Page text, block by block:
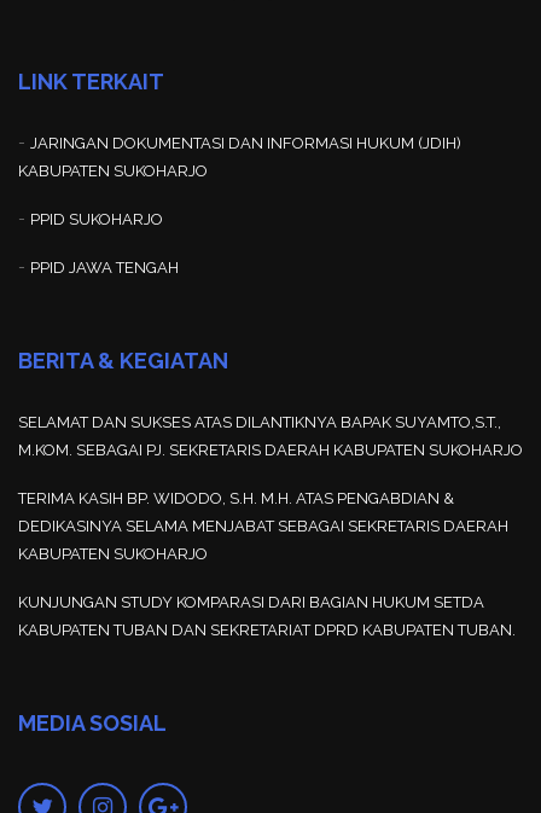
LINK TERKAIT
- JARINGAN DOKUMENTASI DAN INFORMASI HUKUM (JDIH)
KABUPATEN SUKOHARJO
- PPID SUKOHARJO
- PPID JAWA TENGAH
BERITA & KEGIATAN
SELAMAT DAN SUKSES ATAS DILANTIKNYA BAPAK SUYAMTO,S.T.,
M.KOM. SEBAGAI PJ. SEKRETARIS DAERAH KABUPATEN SUKOHARJO
TERIMA KASIH BP. WIDODO, S.H. M.H. ATAS PENGABDIAN &
DEDIKASINYA SELAMA MENJABAT SEBAGAI SEKRETARIS DAERAH
KABUPATEN SUKOHARJO
KUNJUNGAN STUDY KOMPARASI DARI BAGIAN HUKUM SETDA
KABUPATEN TUBAN DAN SEKRETARIAT DPRD KABUPATEN TUBAN.
MEDIA SOSIAL